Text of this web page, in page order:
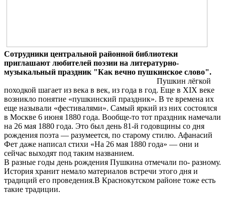
Сотрудники центральной районной библиотеки
приглашают любителей поэзии на литературно-
музыкальный праздник "Как вечно пушкинское слово".
Пушкин лёгкой
походкой шагает из века в век, из года в год. Еще в XIX веке
возникло понятие «пушкинский праздник». В те времена их
еще называли «фестивалями». Самый яркий из них состоялся
в Москве 6 июня 1880 года. Вообще-то тот праздник намечали
на 26 мая 1880 года. Это был день 81-й годовщины со дня
рождения поэта — разумеется, по старому стилю. Афанасий
Фет даже написал стихи «На 26 мая 1880 года» — они и
сейчас выходят под таким названием.
В разные годы день рождения Пушкина отмечали по- разному.
История хранит немало материалов встречи этого дня и
традиций его проведения.В Краснокутском районе тоже есть
такие традиции.